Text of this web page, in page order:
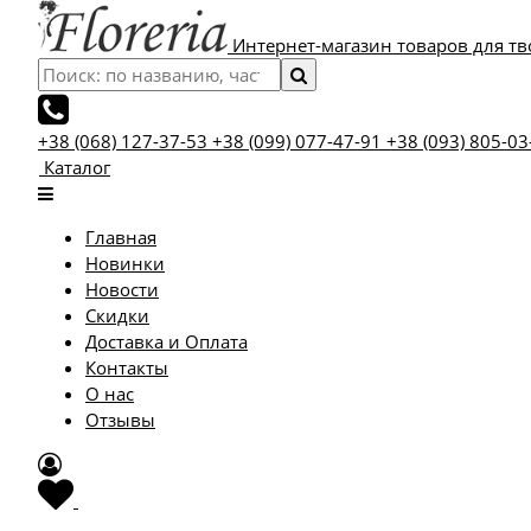
Интернет-магазин товаров для
+38 (068) 127-37-53 +38 (099) 077-47-91 +38 (093) 805-
Каталог
Главная
Новинки
Новости
Скидки
Доставка и Оплата
Контакты
О нас
Отзывы